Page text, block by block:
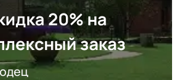
20% на
заказ